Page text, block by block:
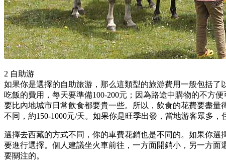
2 自助游
如果你是選擇的自助旅游，那么這類型的旅游費用一般包括了
吃飯的費用，每天要準備100-200元；因為路途中購物的不方
要比內地城市日常飲食都要貴一些。所以，飲食的花費要盡
不同，約150-1000元/天。如果你是旺季出發，當地游客眾多
選擇去西藏的方式不同，你的車費花銷也是不同的。如果你
要進行選擇。個人建議坐火車前往，一方面開銷小，另一方
要關注的。